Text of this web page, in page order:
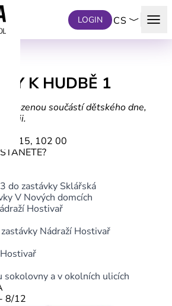
LOGIN CS menu
K HUDBĚ 1
přirozenou součástí dětského dne,
15, 102 00
do zastávky Sklářská
V Nových domcích
Hostivař
Nádraží Hostivař
sokolovny a v okolních ulicích
8/12